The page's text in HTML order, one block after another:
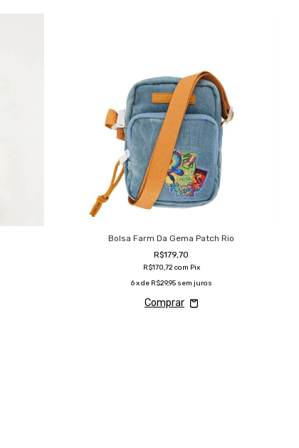
Bolsa Farm Da Gema Patch Rio
R$179,70
R$170,72com Pix
6x de R$29,95 sem juros